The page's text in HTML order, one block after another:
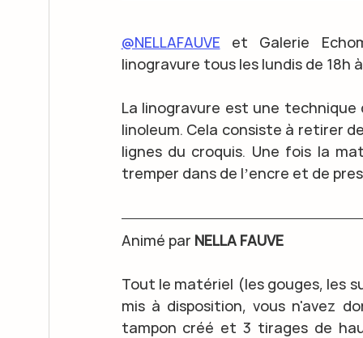
@NELLAFAUVE et Galerie
linogravure tous les lundis de 18h
La linogravure est une technique
linoleum. Cela consiste à retirer
lignes du croquis. Une fois la
tremper dans de lʼencre et de
Animé par NELLA FAUVE
Tout le matériel (les gouges, les
mis à disposition, vous n'avez
tampon créé et 3 tirages de